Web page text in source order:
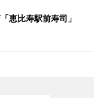
恵比寿駅前寿司」